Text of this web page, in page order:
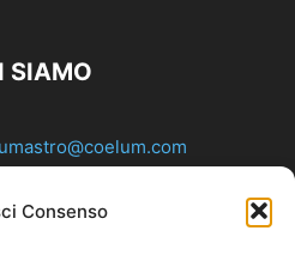
Consenso
SIAMO